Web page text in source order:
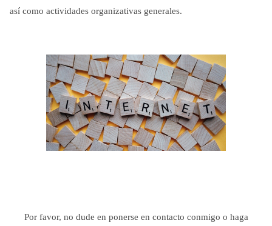
así como actividades organizativas generales.
Por favor, no dude en ponerse en contacto conmigo o haga